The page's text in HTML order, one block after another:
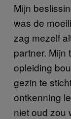
Mijn
was de
zag mezelf
partner. Mijn
opleiding
gezin te
ontkenning
niet oud zou